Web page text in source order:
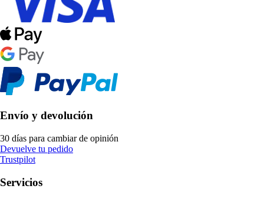
Envío y devolución
30 días para cambiar de opinión
Devuelve tu pedido
Trustpilot
Servicios